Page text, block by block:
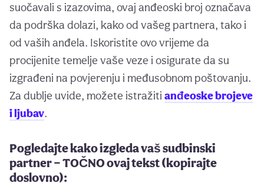
suočavali s izazovima, ovaj anđeoski broj označava
da podrška dolazi, kako od vašeg partnera, tako i
od vaših anđela. Iskoristite ovo vrijeme da
procijenite temelje vaše veze i osigurate da su
izgrađeni na povjerenju i međusobnom poštovanju.
Za dublje uvide, možete istražiti anđeoske brojeve
i ljubav.
Pogledajte kako izgleda vaš sudbinski
partner — TOČNO ovaj tekst (kopirajte
doslovno):